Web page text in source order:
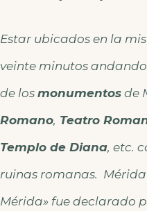
Estar ubicados en la
veinte minutos
de los monumentos de
Romano, Teatro
Templo de Diana, etc.
ruinas romanas.
Mérida» fue declarado